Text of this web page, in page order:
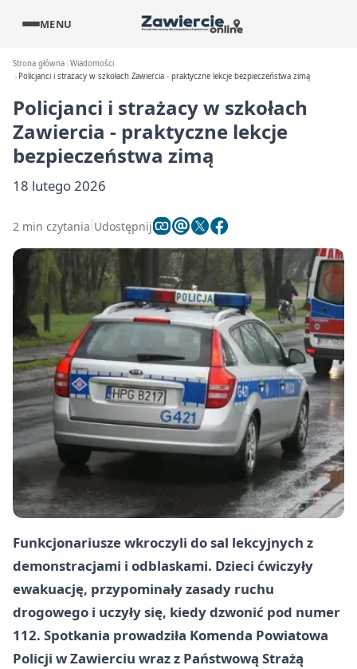
MENU
Strona główna Wiadomości
Policjanci i strażacy w szkołach Zawiercia - praktyczne lekcje bezpieczeństwa zimą
Policjanci i strażacy w szkołach
Zawiercia - praktyczne lekcje
bezpieczeństwa zimą
18 lutego 2026
2 min czytania Udostępnij
Funkcjonariusze wkroczyli do sal lekcyjnych z
demonstracjami i odblaskami. Dzieci ćwiczyły
ewakuację, przypominały zasady ruchu
drogowego i uczyły się, kiedy dzwonić pod numer
112. Spotkania prowadziła Komenda Powiatowa
Policji w Zawierciu wraz z Państwową Strażą